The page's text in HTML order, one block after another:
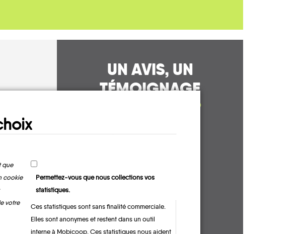
UN AVIS, UN
TÉMOIGNAGE
À PARTAGER ?
que
cookie
votre
Permettez-vous que nous collections vos
statistiques.
Ces statistiques sont sans finalité commerciale.
Elles sont anonymes et restent dans un outil
interne à Mobicoop. Ces statistiques nous aident